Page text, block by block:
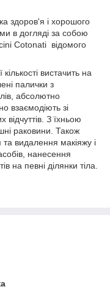
здоров'я і хорошого
в догляді за собою
Cotonati відомого
вистачить на
палички з
абсолютно
взаємодіють зі
З їхньою
раковини. Також
та видалення макіяжу і
нанесення
на певні ділянки тіла.